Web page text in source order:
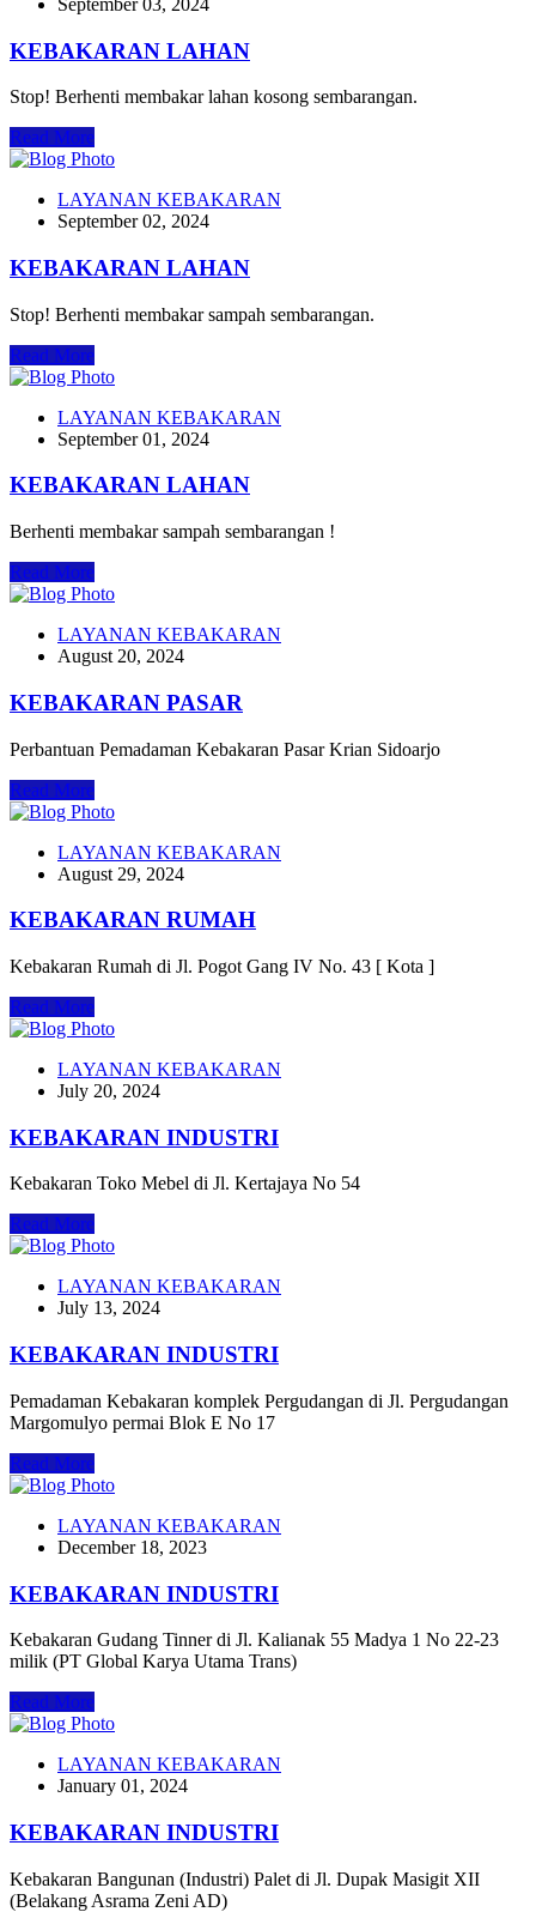
KEBAKARAN LAHAN
Stop! Berhenti membakar lahan kosong sembarangan.
Read More
LAYANAN KEBAKARAN
September 02, 2024
KEBAKARAN LAHAN
Stop! Berhenti membakar sampah sembarangan.
Read More
LAYANAN KEBAKARAN
September 01, 2024
KEBAKARAN LAHAN
Berhenti membakar sampah sembarangan !
Read More
LAYANAN KEBAKARAN
August 20, 2024
KEBAKARAN PASAR
Perbantuan Pemadaman Kebakaran Pasar Krian Sidoarjo
Read More
LAYANAN KEBAKARAN
August 29, 2024
KEBAKARAN RUMAH
Kebakaran Rumah di Jl. Pogot Gang IV No. 43 [ Kota ]
Read More
LAYANAN KEBAKARAN
July 20, 2024
KEBAKARAN INDUSTRI
Kebakaran Toko Mebel di Jl. Kertajaya No 54
Read More
LAYANAN KEBAKARAN
July 13, 2024
KEBAKARAN INDUSTRI
Pemadaman Kebakaran komplek Pergudangan di Jl. Pergudangan
Margomulyo permai Blok E No 17
Read More
LAYANAN KEBAKARAN
December 18, 2023
KEBAKARAN INDUSTRI
Kebakaran Gudang Tinner di Jl. Kalianak 55 Madya 1 No 22-23
milik (PT Global Karya Utama Trans)
Read More
LAYANAN KEBAKARAN
January 01, 2024
KEBAKARAN INDUSTRI
Kebakaran Bangunan (Industri) Palet di Jl. Dupak Masigit XII
(Belakang Asrama Zeni AD)